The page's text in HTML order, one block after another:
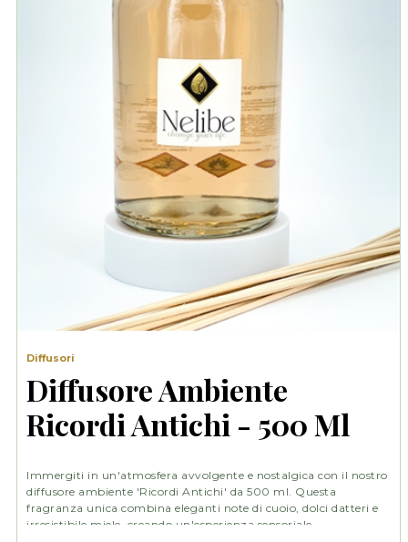
Diffusori
Diffusore Ambiente
Ricordi Antichi - 500 Ml
Immergiti in un'atmosfera avvolgente e nostalgica con il nostro
diffusore ambiente 'Ricordi Antichi' da 500 ml. Questa
fragranza unica combina eleganti note di cuoio, dolci datteri e
irresistibile miele, creando un'esperienza sensoriale